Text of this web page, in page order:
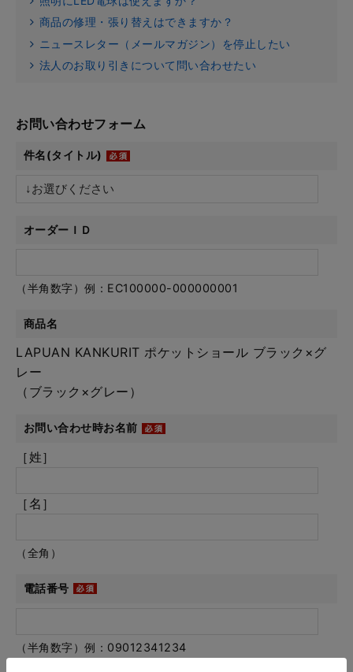
商品の修理・張り替えはできますか？
ニュースレター（メールマガジン）を停止したい
法人のお取り引きについて問い合わせたい
お問い合わせフォーム
件名(タイトル)
オーダーＩＤ
（半角数字）例：EC100000-000000001
商品名
LAPUAN KANKURIT ポケットショール ブラック×グ
レー
（ブラック×グレー）
お問い合わせ時お名前
［姓］
［名］
（全角）
電話番号
（半角数字）例：09012341234